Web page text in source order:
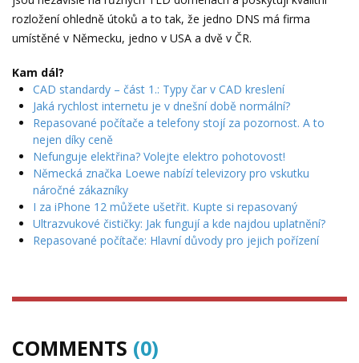
rozložení ohledně útoků a to tak, že jedno DNS má firma
umístěné v Německu, jedno v USA a dvě v ČR.
Kam dál?
CAD standardy – část 1.: Typy čar v CAD kreslení
Jaká rychlost internetu je v dnešní době normální?
Repasované počítače a telefony stojí za pozornost. A to
nejen díky ceně
Nefunguje elektřina? Volejte elektro pohotovost!
Německá značka Loewe nabízí televizory pro vskutku
náročné zákazníky
I za iPhone 12 můžete ušetřit. Kupte si repasovaný
Ultrazvukové čističky: Jak fungují a kde najdou uplatnění?
Repasované počítače: Hlavní důvody pro jejich pořízení
COMMENTS (0)